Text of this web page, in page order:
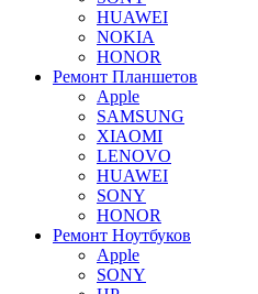
HUAWEI
NOKIA
HONOR
Ремонт Планшетов
Apple
SAMSUNG
XIAOMI
LENOVO
HUAWEI
SONY
HONOR
Ремонт Ноутбуков
Apple
SONY